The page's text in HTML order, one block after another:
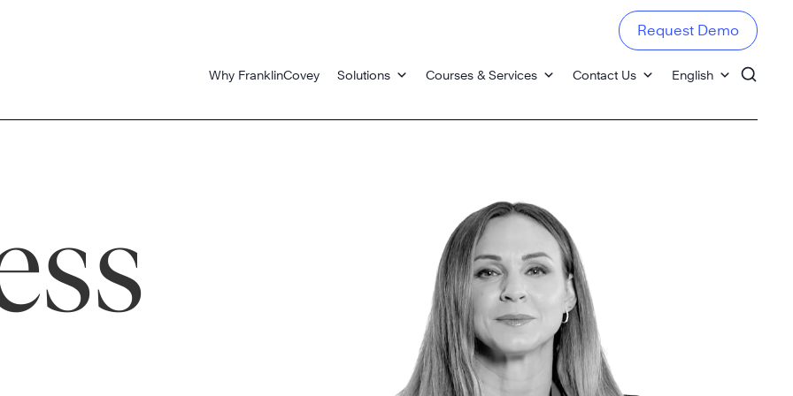
Why FranklinCovey Solutions Courses & Services Contact Us English
Request Demo